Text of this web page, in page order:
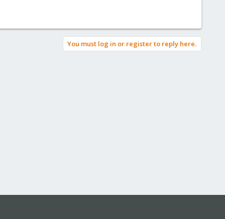
You must log in or register to reply here.